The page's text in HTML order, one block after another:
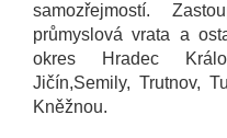
samozřejmostí.
průmyslová vrata a
okres Hradec
Jičín,Semily, Trutnov,
Kněžnou.